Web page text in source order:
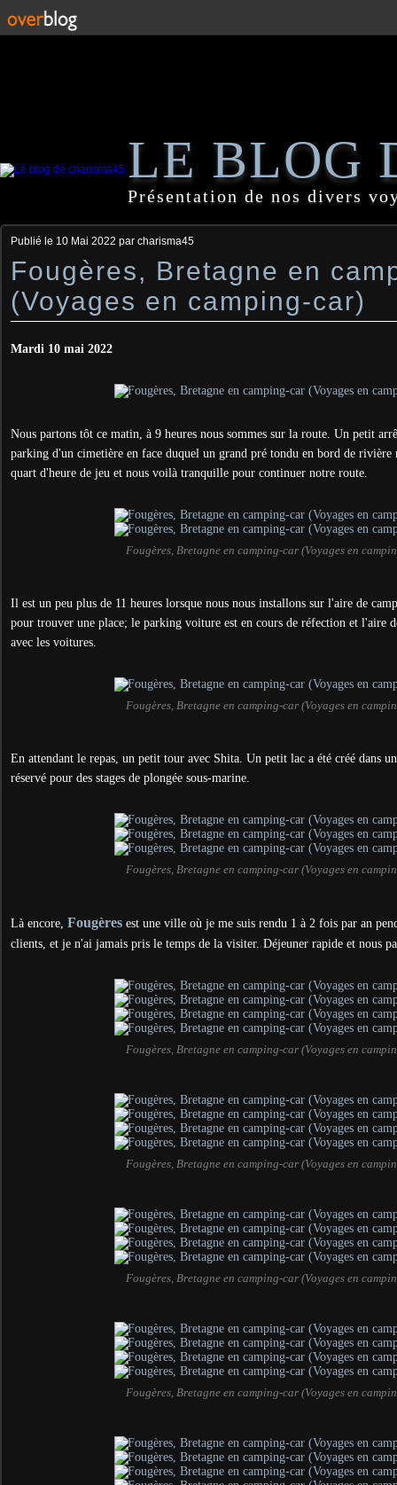
LE BLOG
Présentation de nos divers
Publié le 10 Mai 2022 par charisma45
Fougères, Bretagne en
(Voyages en camping-car)
Mardi 10 mai 2022
Nous partons tôt ce matin, à 9 heures nous sommes sur la route. Un petit
parking d'un cimetière en face duquel un grand pré tondu en bord de
quart d'heure de jeu et nous voilà tranquille pour continuer notre route.
Fougères, Bretagne en camping-car (Voyages en
Il est un peu plus de 11 heures lorsque nous nous installons sur l'aire de
pour trouver une place; le parking voiture est en cours de réfection et l'aire
avec les voitures.
Fougères, Bretagne en camping-car (Voyages en
En attendant le repas, un petit tour avec Shita. Un petit lac a été créé dans
réservé pour des stages de plongée sous-marine.
Fougères, Bretagne en camping-car (Voyages en
Là encore, Fougères est une ville où je me suis rendu 1 à 2 fois par an
clients, et je n'ai jamais pris le temps de la visiter. Déjeuner rapide et nous
Fougères, Bretagne en camping-car (Voyages en
Fougères, Bretagne en camping-car (Voyages en
Fougères, Bretagne en camping-car (Voyages en
Fougères, Bretagne en camping-car (Voyages en